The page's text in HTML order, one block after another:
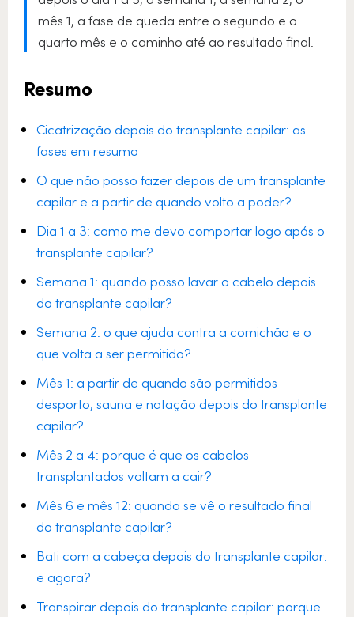
mês 1, a fase de queda entre o segundo e o
quarto mês e o caminho até ao resultado final.
Resumo
Cicatrização depois do transplante capilar: as
fases em resumo
O que não posso fazer depois de um transplante
capilar e a partir de quando volto a poder?
Dia 1 a 3: como me devo comportar logo após o
transplante capilar?
Semana 1: quando posso lavar o cabelo depois
do transplante capilar?
Semana 2: o que ajuda contra a comichão e o
que volta a ser permitido?
Mês 1: a partir de quando são permitidos
desporto, sauna e natação depois do transplante
capilar?
Mês 2 a 4: porque é que os cabelos
transplantados voltam a cair?
Mês 6 e mês 12: quando se vê o resultado final
do transplante capilar?
Bati com a cabeça depois do transplante capilar:
e agora?
Transpirar depois do transplante capilar: porque